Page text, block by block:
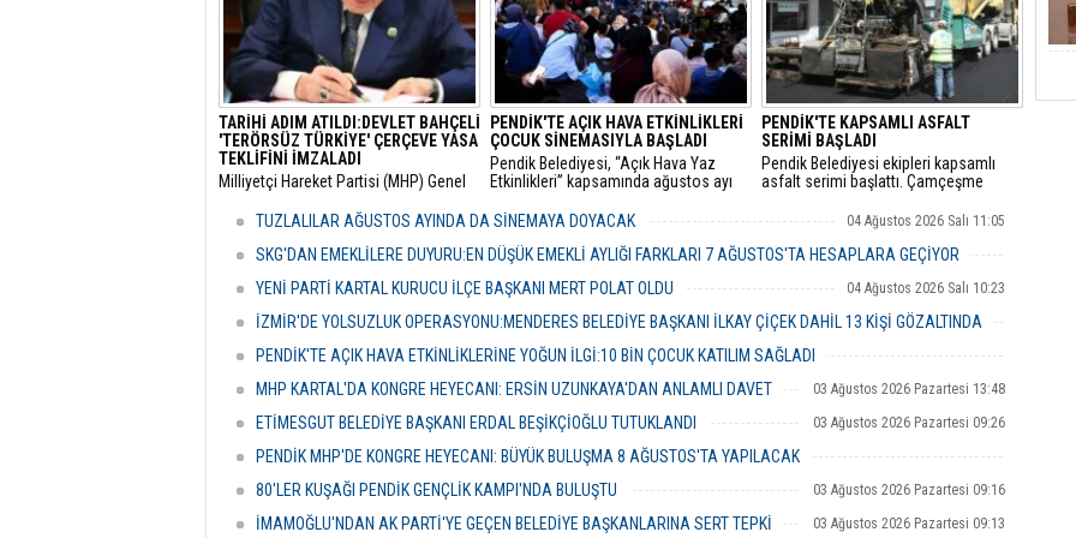
duyurdu.
TARİHİ ADIM ATILDI:DEVLET BAHÇELİ
'TERÖRSÜZ TÜRKİYE' ÇERÇEVE YASA
TEKLİFİNİ İMZALADI
​Milliyetçi Hareket Partisi (MHP) Genel
"Terörsüz Türkiye" süreci olarak
kapsamındaki çerçeve yasa teklifini
verdi.
PENDİK'TE AÇIK HAVA ETKİNLİKLERİ
ÇOCUK SİNEMASIYLA BAŞLADI
Pendik Belediyesi, “Açık Hava Yaz
Etkinlikleri” kapsamında ağustos ayı
geceleri ve açık hava tiyatrolarıyla
etkinliklerinde buluşturuyor.
PENDİK'TE KAPSAMLI ASFALT
SERİMİ BAŞLADI
Pendik Belediyesi ekipleri kapsamlı
asfalt serimi başlattı. Çamçeşme
ekipler, caddenin Kemalpaşa ile Misakı
Milli Caddeleri arasında kalan yaklaşık
400 metrelik bölümü ile caddeye bağlı
TUZLALILAR AĞUSTOS AYINDA DA SİNEMAYA DOYACAK 04 Ağustos 2026 Salı 11:05
SKG'DAN EMEKLİLERE DUYURU:EN DÜŞÜK EMEKLİ AYLIĞI FARKLARI 7 AĞUSTOS'TA HESAPLARA GEÇİYOR
04 Ağustos 2026 Salı 10:43
YENİ PARTİ KARTAL KURUCU İLÇE BAŞKANI MERT POLAT OLDU 04 Ağustos 2026 Salı 10:23
İZMİR'DE YOLSUZLUK OPERASYONU:MENDERES BELEDİYE BAŞKANI İLKAY ÇİÇEK DAHİL 13 KİŞİ GÖZALTINDA
PENDİK'TE AÇIK HAVA ETKİNLİKLERİNE YOĞUN İLGİ:10 BİN ÇOCUK KATILIM SAĞLADI
03 Ağustos 2026 Pazartesi 16:31
MHP KARTAL'DA KONGRE HEYECANI: ERSİN UZUNKAYA'DAN ANLAMLI DAVET 03 Ağustos 2026 Pazartesi 13:48
ETİMESGUT BELEDİYE BAŞKANI ERDAL BEŞİKÇİOĞLU TUTUKLANDI 03 Ağustos 2026 Pazartesi 09:26
PENDİK MHP'DE KONGRE HEYECANI: BÜYÜK BULUŞMA 8 AĞUSTOS'TA YAPILACAK
03 Ağustos 2026 Pazartesi 09:23
80'LER KUŞAĞI PENDİK GENÇLİK KAMPI'NDA BULUŞTU 03 Ağustos 2026 Pazartesi 09:16
İMAMOĞLU'NDAN AK PARTİ'YE GEÇEN BELEDİYE BAŞKANLARINA SERT TEPKİ 03 Ağustos 2026 Pazartesi 09:13